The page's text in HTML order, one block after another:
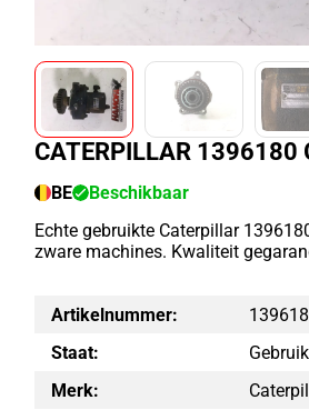
CATERPILLAR 1396180
BE
Beschikbaar
Echte gebruikte Caterpillar
zware machines. Kwaliteit
Artikelnummer:
Staat:
Merk: